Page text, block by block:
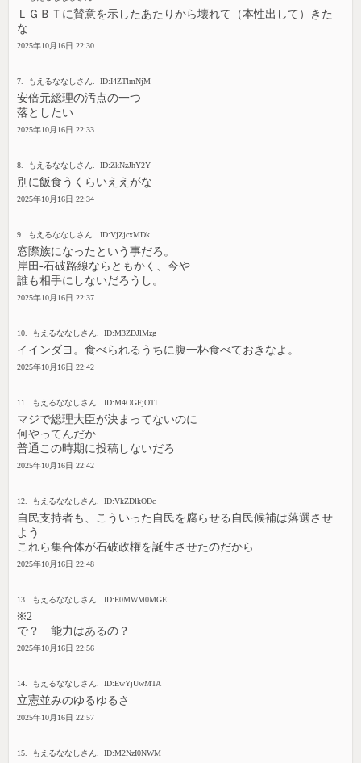
ＬＧＢＴに賛意を示したあたりから壊れて（本性出して）きた
な
2025年10月16日 22:30
7. もえるななしさん. ID:I4ZTlmNjM
安倍元総理の汚点の一つ
落としたい
2025年10月16日 22:33
8. もえるななしさん. ID:ZkNzJhY2Y
別に飯食うくらいええがな
2025年10月16日 22:34
9. もえるななしさん. ID:VjZjcxMDk
窓際族になったという事だろ。
岸田-石破路線ならともかく、今や
誰も相手にしないだろうし。
2025年10月16日 22:37
10. もえるななしさん. ID:M3ZDJlMzg
イインダヨ。食べられるうちに腹一杯食べておきなよ。
2025年10月16日 22:42
11. もえるななしさん. ID:M4OGFjOTI
マジで総理大臣が決まってないのに
何やってんだか
普通この時期に投稿しないだろ
2025年10月16日 22:42
12. もえるななしさん. ID:VkZDlkODc
自民支持者も、こういった自民を腐らせる自民候補は落選させ
よう
これら集合体が石破政権を誕生させたのだから
2025年10月16日 22:48
13. もえるななしさん. ID:E0MWM0MGE
※2
で？ 能力はあるの？
2025年10月16日 22:56
14. もえるななしさん. ID:EwYjUwMTA
立憲並みのゆるゆるさ
2025年10月16日 22:57
15. もえるななしさん. ID:M2NzI0NWM